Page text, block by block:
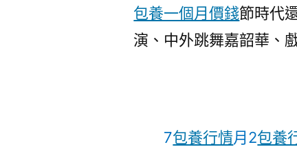
包養一個月價錢節時代
演、中外跳舞嘉韶華、
7包養行情月2包養